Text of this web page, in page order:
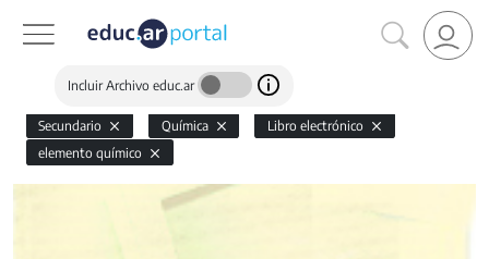
Incluir Archivo educ.ar
Secundario Química
Libro electrónico
elemento químico